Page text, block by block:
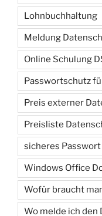
Lohnbuchhaltung
Meldung
Online Schulung
Passwortschutz
Preis externer
Preisliste
sicheres Passwort
Windows Office
Wofür braucht
Wo melde ich